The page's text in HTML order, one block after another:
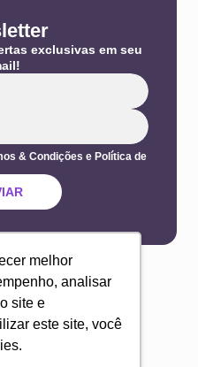
melhor
analisar
site e
este site, você
exclusivas em seu
& Condições e Política de